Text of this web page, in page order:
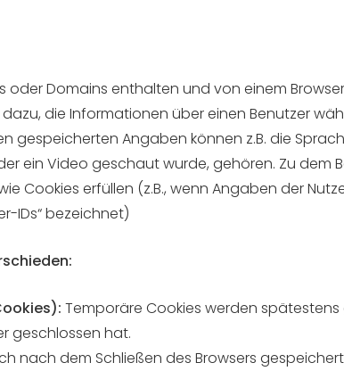
Domains enthalten und von einem
die Informationen über einen Benutzer
gespeicherten Angaben können z.B. die
ein Video geschaut wurde, gehören. Zu dem
Cookies erfüllen (z.B., wenn Angaben der
IDs“ bezeichnet)
Temporäre Cookies werden
geschlossen hat.
nach dem Schließen des Browsers